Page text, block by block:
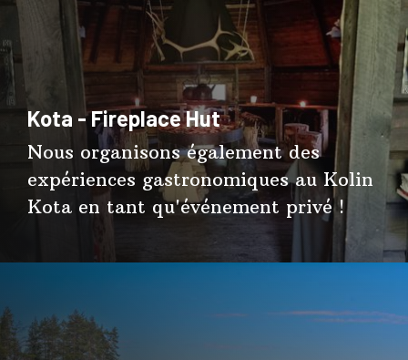
Kota - Fireplace Hut
Nous organisons également des
expériences gastronomiques au Kolin
Kota en tant qu'événement privé !